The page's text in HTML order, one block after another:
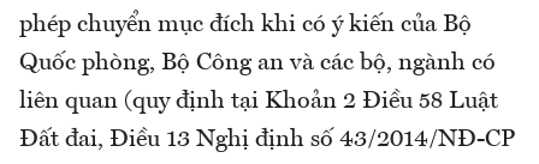
phép chuyển mục đích khi có ý kiến của Bộ
Quốc phòng, Bộ Công an và các bộ, ngành có
liên quan (quy định tại Khoản 2 Điều 58 Luật
Đất đai, Điều 13 Nghị định số 43/2014/NĐ-CP